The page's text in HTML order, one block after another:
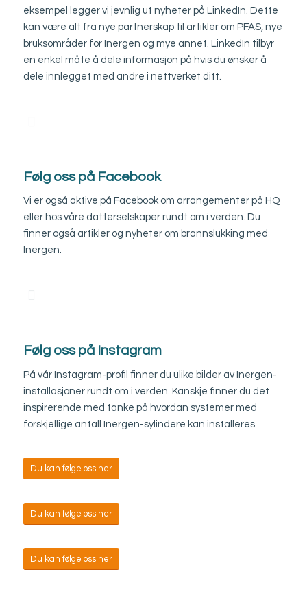
eksempel legger vi jevnlig ut nyheter på LinkedIn. Dette
kan være alt fra nye partnerskap til artikler om PFAS, nye
bruksområder for Inergen og mye annet. LinkedIn tilbyr
en enkel måte å dele informasjon på hvis du ønsker å
dele innlegget med andre i nettverket ditt.
Følg oss på Facebook
Vi er også aktive på Facebook om arrangementer på HQ
eller hos våre datterselskaper rundt om i verden. Du
finner også artikler og nyheter om brannslukking med
Inergen.
Følg oss på Instagram
På vår Instagram-profil finner du ulike bilder av Inergen-
installasjoner rundt om i verden. Kanskje finner du det
inspirerende med tanke på hvordan systemer med
forskjellige antall Inergen-sylindere kan installeres.
Du kan følge oss her
Du kan følge oss her
Du kan følge oss her